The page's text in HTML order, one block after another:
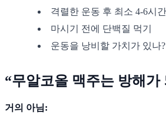
격렬한 운동 후 최소 4-6시
마시기 전에 단백질 먹기
운동을 낭비할 가치가 있나?
“무알코올 맥주는 방해가
거의 아님: